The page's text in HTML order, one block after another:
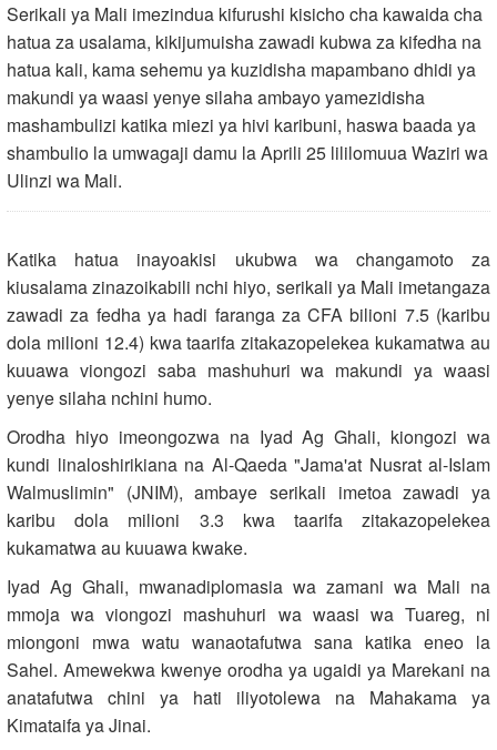
Serikali ya Mali imezindua kifurushi kisicho cha kawaida cha
hatua za usalama, kikijumuisha zawadi kubwa za kifedha na
hatua kali, kama sehemu ya kuzidisha mapambano dhidi ya
makundi ya waasi yenye silaha ambayo yamezidisha
mashambulizi katika miezi ya hivi karibuni, haswa baada ya
shambulio la umwagaji damu la Aprili 25 lililomuua Waziri wa
Ulinzi wa Mali.
Katika hatua inayoakisi ukubwa wa changamoto za
kiusalama zinazoikabili nchi hiyo, serikali ya Mali imetangaza
zawadi za fedha ya hadi faranga za CFA bilioni 7.5 (karibu
dola milioni 12.4) kwa taarifa zitakazopelekea kukamatwa au
kuuawa viongozi saba mashuhuri wa makundi ya waasi
yenye silaha nchini humo.
Orodha hiyo imeongozwa na Iyad Ag Ghali, kiongozi wa
kundi linaloshirikiana na Al-Qaeda "Jama'at Nusrat al-Islam
Walmuslimin" (JNIM), ambaye serikali imetoa zawadi ya
karibu dola milioni 3.3 kwa taarifa zitakazopelekea
kukamatwa au kuuawa kwake.
Iyad Ag Ghali, mwanadiplomasia wa zamani wa Mali na
mmoja wa viongozi mashuhuri wa waasi wa Tuareg, ni
miongoni mwa watu wanaotafutwa sana katika eneo la
Sahel. Amewekwa kwenye orodha ya ugaidi ya Marekani na
anatafutwa chini ya hati iliyotolewa na Mahakama ya
Kimataifa ya Jinai.